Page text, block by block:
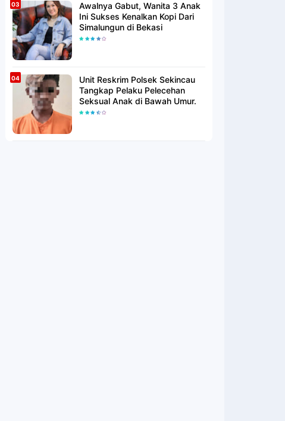
Awalnya Gabut, Wanita 3 Anak
Ini Sukses Kenalkan Kopi Dari
Simalungun di Bekasi
Unit Reskrim Polsek Sekincau
Tangkap Pelaku Pelecehan
Seksual Anak di Bawah Umur.